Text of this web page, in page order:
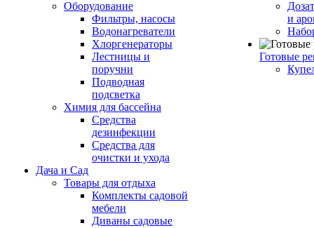
Оборудование
Фильтры, насосы
Водонагреватели
Хлоргенераторы
Лестницы и
поручни
Подводная
подсветка
Химия для бассейна
Средства
дезинфекции
Средства для
очистки и ухода
Дача и Сад
Товары для отдыха
Комплекты садовой
мебели
Диваны садовые
и
Готовые